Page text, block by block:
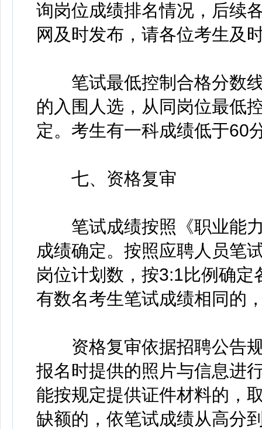
询岗位成绩排名情况，后续
网及时发布，请各位考生及
笔试最低控制合格分数线
的入围人选，从同岗位最低
定。考生有一科成绩低于60
七、资格复审
笔试成绩按照《职业能力
成绩确定。按照应聘人员笔
岗位计划数，按3:1比例确
有数名考生笔试成绩相同的
资格复审依据招聘公告规
报名时提供的照片与信息进
能按规定提供证件材料的，
缺额的，依笔试成绩从高分